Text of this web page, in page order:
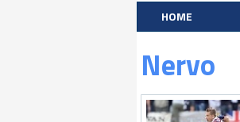
HOME
Nervo